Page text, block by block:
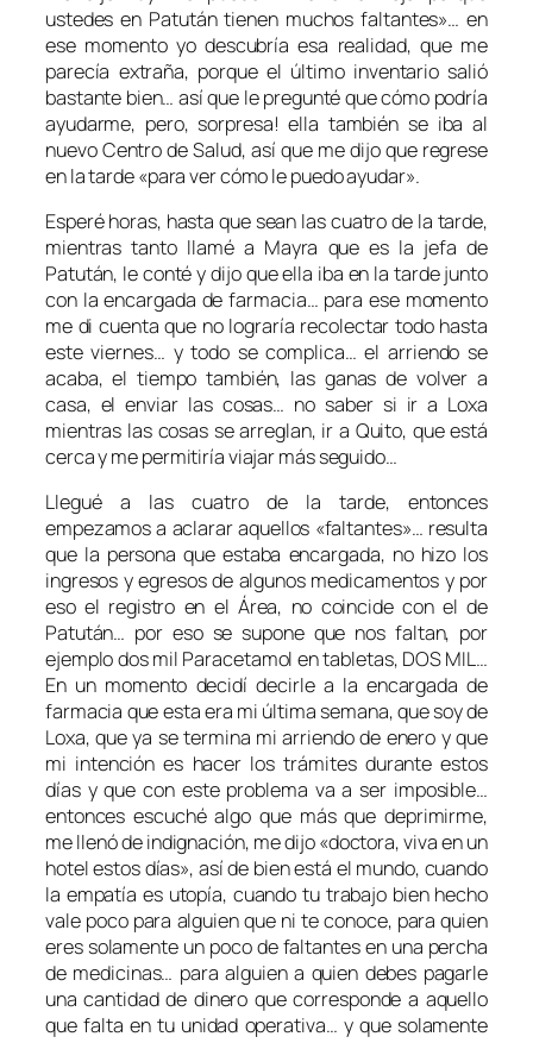
ustedes en Patután tienen muchos faltantes»… en
ese momento yo descubría esa realidad, que me
parecía extraña, porque el último inventario salió
bastante bien… así que le pregunté que cómo podría
ayudarme, pero, sorpresa! ella también se iba al
nuevo Centro de Salud, así que me dijo que regrese
en la tarde «para ver cómo le puedo ayudar».
Esperé horas, hasta que sean las cuatro de la tarde,
mientras tanto llamé a Mayra que es la jefa de
Patután, le conté y dijo que ella iba en la tarde junto
con la encargada de farmacia… para ese momento
me di cuenta que no lograría recolectar todo hasta
este viernes… y todo se complica… el arriendo se
acaba, el tiempo también, las ganas de volver a
casa, el enviar las cosas… no saber si ir a Loxa
mientras las cosas se arreglan, ir a Quito, que está
cerca y me permitiría viajar más seguido…
Llegué a las cuatro de la tarde, entonces
empezamos a aclarar aquellos «faltantes»… resulta
que la persona que estaba encargada, no hizo los
ingresos y egresos de algunos medicamentos y por
eso el registro en el Área, no coincide con el de
Patután… por eso se supone que nos faltan, por
ejemplo dos mil Paracetamol en tabletas, DOS MIL…
En un momento decidí decirle a la encargada de
farmacia que esta era mi última semana, que soy de
Loxa, que ya se termina mi arriendo de enero y que
mi intención es hacer los trámites durante estos
días y que con este problema va a ser imposible…
entonces escuché algo que más que deprimirme,
me llenó de indignación, me dijo «doctora, viva en un
hotel estos días», así de bien está el mundo, cuando
la empatía es utopía, cuando tu trabajo bien hecho
vale poco para alguien que ni te conoce, para quien
eres solamente un poco de faltantes en una percha
de medicinas… para alguien a quien debes pagarle
una cantidad de dinero que corresponde a aquello
que falta en tu unidad operativa… y que solamente